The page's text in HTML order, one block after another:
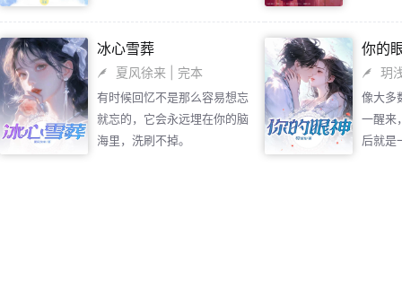
感情十分
后，四
了联系，
里，一起
拼搏着。
彻底改
冰心雪葬
夏风徐来 | 完本
有时候回忆不是那么容易想忘
就忘的，它会永远埋在你的脑
海里，洗刷不掉。
你的
玥
像大多
一醒来
后就是